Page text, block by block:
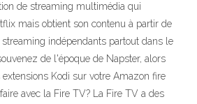
de streaming multimédia qui
mais obtient son contenu à partir de
indépendants partout dans le
de l'époque de Napster, alors
Kodi sur votre Amazon fire
avec la Fire TV? La Fire TV a des